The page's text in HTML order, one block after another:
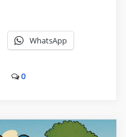
WhatsApp
0